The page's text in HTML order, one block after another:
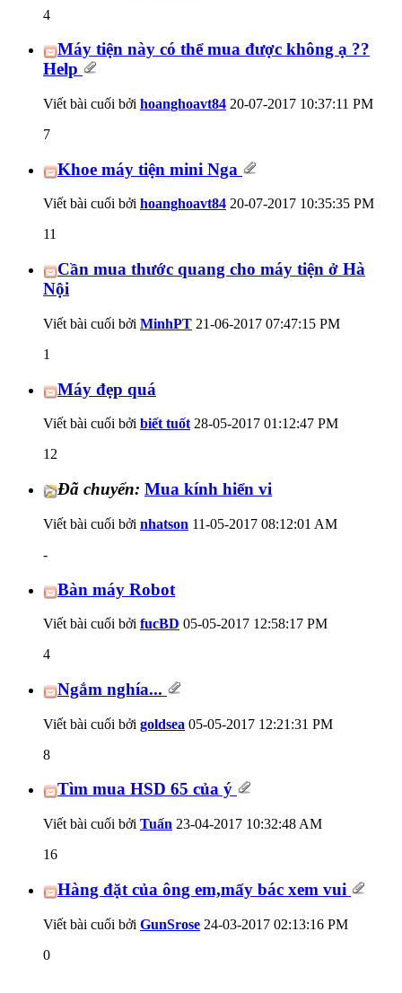
4
Máy tiện này có thể mua được không ạ ??
Help
Viết bài cuối bởi hoanghoavt84 20-07-2017 10:37:11 PM
7
Khoe máy tiện mini Nga
Viết bài cuối bởi hoanghoavt84 20-07-2017 10:35:35 PM
11
Cần mua thước quang cho máy tiện ở Hà
Nội
Viết bài cuối bởi MinhPT 21-06-2017 07:47:15 PM
1
Máy đẹp quá
Viết bài cuối bởi biết tuốt 28-05-2017 01:12:47 PM
12
Đã chuyển: Mua kính hiển vi
Viết bài cuối bởi nhatson 11-05-2017 08:12:01 AM
-
Bàn máy Robot
Viết bài cuối bởi fucBD 05-05-2017 12:58:17 PM
4
Ngắm nghía...
Viết bài cuối bởi goldsea 05-05-2017 12:21:31 PM
8
Tìm mua HSD 65 của ý
Viết bài cuối bởi Tuấn 23-04-2017 10:32:48 AM
16
Hàng đặt của ông em,mấy bác xem vui
Viết bài cuối bởi GunSrose 24-03-2017 02:13:16 PM
0